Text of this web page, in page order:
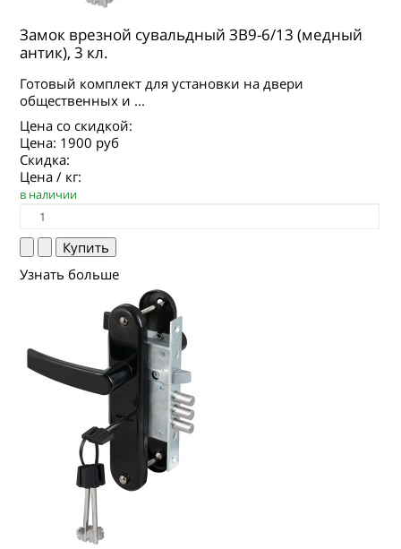
Замок врезной сувальдный ЗВ9-6/13 (медный
антик), 3 кл.
Готовый комплект для установки на двери
общественных и ...
Цена со скидкой:
Цена: 1900 руб
Скидка:
Цена / кг:
в наличии
Узнать больше